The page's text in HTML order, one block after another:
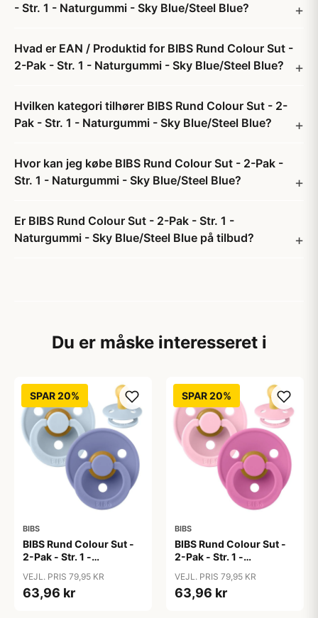
- Str. 1 - Naturgummi - Sky Blue/Steel Blue?
Hvad er EAN / Produktid for BIBS Rund Colour Sut -
2-Pak - Str. 1 - Naturgummi - Sky Blue/Steel Blue?
Hvilken kategori tilhører BIBS Rund Colour Sut - 2-
Pak - Str. 1 - Naturgummi - Sky Blue/Steel Blue?
Hvor kan jeg købe BIBS Rund Colour Sut - 2-Pak -
Str. 1 - Naturgummi - Sky Blue/Steel Blue?
Er BIBS Rund Colour Sut - 2-Pak - Str. 1 -
Naturgummi - Sky Blue/Steel Blue på tilbud?
Du er måske interesseret i
SPAR 20%
BIBS
BIBS Rund Colour Sut -
2-Pak - Str. 1 -
Blue/Peri
VEJL. PRIS 79,95 KR
63,96 kr
SPAR 20%
BIBS
BIBS Rund Colour Sut -
2-Pak - Str. 1 -
Pink/Bubblegum
VEJL. PRIS 79,95 KR
63,96 kr